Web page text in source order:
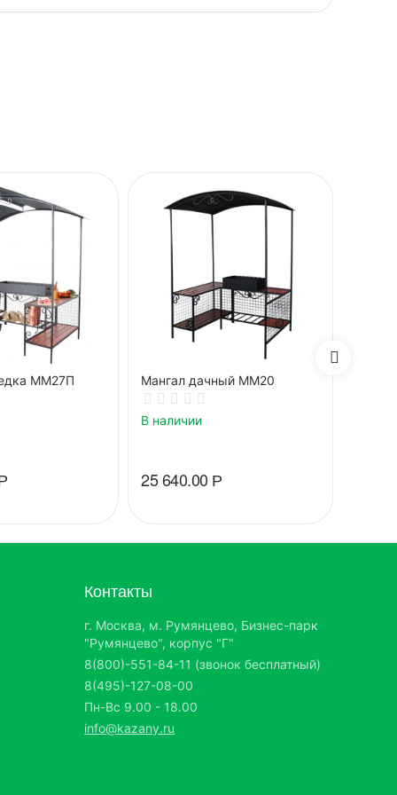
ММ27П Мангал дачный ММ20
В наличии
25 640.00 Р
Контакты
г. Москва, м. Румянцево, Бизнес-парк
"Румянцево", корпус "Г"
8(800)-551-84-11 (звонок бесплатный)
8(495)-127-08-00
Пн-Вс 9.00 - 18.00
info@kazany.ru